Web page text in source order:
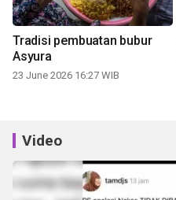
Tradisi pembuatan bubur
Asyura
23 June 2026 16:27 WIB
Video